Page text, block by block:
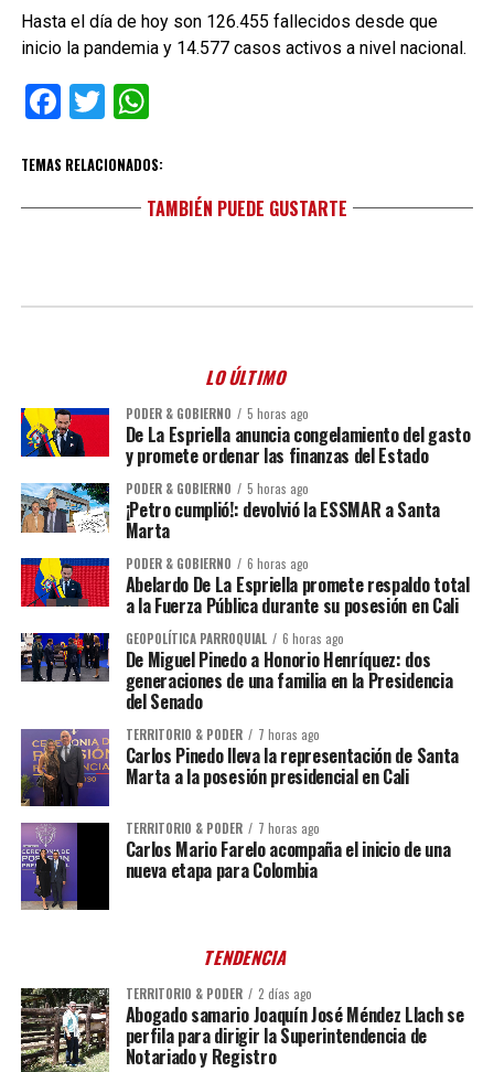
Hasta el día de hoy son 126.455 fallecidos desde que
inicio la pandemia y 14.577 casos activos a nivel nacional.
Facebook
TwitterWhatsApp
TEMAS RELACIONADOS:
TAMBIÉN PUEDE GUSTARTE
LO ÚLTIMO
PODER & GOBIERNO 5 horas ago
De La Espriella anuncia congelamiento del gasto
y promete ordenar las finanzas del Estado
PODER & GOBIERNO 5 horas ago
¡Petro cumplió!: devolvió la ESSMAR a Santa
Marta
PODER & GOBIERNO 6 horas ago
Abelardo De La Espriella promete respaldo total
a la Fuerza Pública durante su posesión en Cali
GEOPOLÍTICA PARROQUIAL 6 horas ago
De Miguel Pinedo a Honorio Henríquez: dos
generaciones de una familia en la Presidencia
del Senado
TERRITORIO & PODER 7 horas ago
Carlos Pinedo lleva la representación de Santa
Marta a la posesión presidencial en Cali
TERRITORIO & PODER 7 horas ago
Carlos Mario Farelo acompaña el inicio de una
nueva etapa para Colombia
TENDENCIA
TERRITORIO & PODER 2 días ago
Abogado samario Joaquín José Méndez Llach se
perfila para dirigir la Superintendencia de
Notariado y Registro